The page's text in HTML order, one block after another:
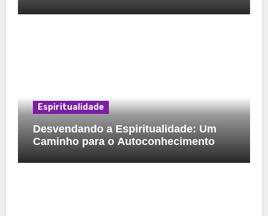
Espiritualidade
Desvendando a Espiritualidade: Um
Caminho para o Autoconhecimento